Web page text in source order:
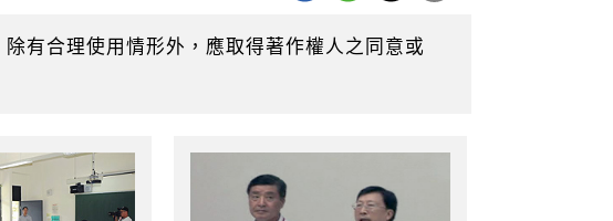
日
有合理使用情形外，應取得著作權人之同意或